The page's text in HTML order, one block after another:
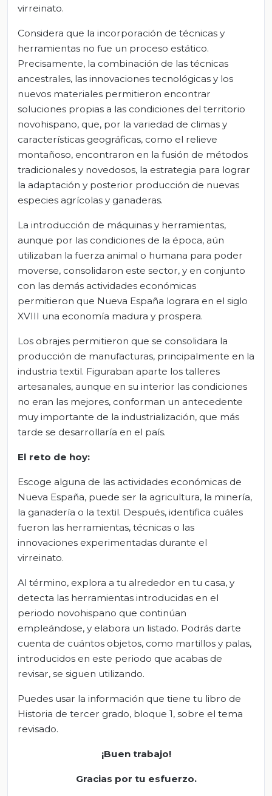
virreinato.
Considera que la incorporación de técnicas y
herramientas no fue un proceso estático.
Precisamente, la combinación de las técnicas
ancestrales, las innovaciones tecnológicas y los
nuevos materiales permitieron encontrar
soluciones propias a las condiciones del territorio
novohispano, que, por la variedad de climas y
características geográficas, como el relieve
montañoso, encontraron en la fusión de métodos
tradicionales y novedosos, la estrategia para lograr
la adaptación y posterior producción de nuevas
especies agrícolas y ganaderas.
La introducción de máquinas y herramientas,
aunque por las condiciones de la época, aún
utilizaban la fuerza animal o humana para poder
moverse, consolidaron este sector, y en conjunto
con las demás actividades económicas
permitieron que Nueva España lograra en el siglo
XVIII una economía madura y prospera.
Los obrajes permitieron que se consolidara la
producción de manufacturas, principalmente en la
industria textil. Figuraban aparte los talleres
artesanales, aunque en su interior las condiciones
no eran las mejores, conforman un antecedente
muy importante de la industrialización, que más
tarde se desarrollaría en el país.
El reto de hoy:
Escoge alguna de las actividades económicas de
Nueva España, puede ser la agricultura, la minería,
la ganadería o la textil. Después, identifica cuáles
fueron las herramientas, técnicas o las
innovaciones experimentadas durante el
virreinato.
Al término, explora a tu alrededor en tu casa, y
detecta las herramientas introducidas en el
periodo novohispano que continúan
empleándose, y elabora un listado. Podrás darte
cuenta de cuántos objetos, como martillos y palas,
introducidos en este periodo que acabas de
revisar, se siguen utilizando.
Puedes usar la información que tiene tu libro de
Historia de tercer grado, bloque 1, sobre el tema
revisado.
¡Buen trabajo!
Gracias por tu esfuerzo.